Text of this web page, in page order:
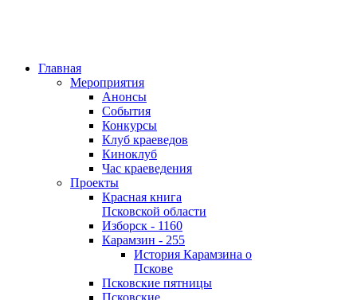
Главная
Мероприятия
Анонсы
События
Конкурсы
Клуб краеведов
Киноклуб
Час краеведения
Проекты
Красная книга
Псковской области
Изборск - 1160
Карамзин - 255
История Карамзина о
Пскове
Псковские пятницы
Псковские